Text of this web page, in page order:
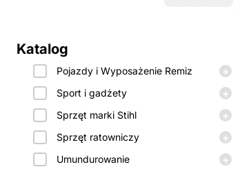
Katalog
Pojazdy i Wyposażenie Remiz +
Sport i gadżety +
Sprzęt marki Stihl +
Sprzęt ratowniczy +
Umundurowanie +